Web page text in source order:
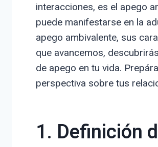
interacciones, es el apego
puede manifestarse en la
apego ambivalente, sus
que avancemos,
de apego en tu vida.
perspectiva sobre tus
1. Definición